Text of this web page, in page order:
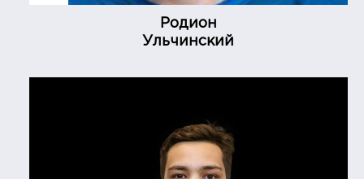
Родион
Ульчинский